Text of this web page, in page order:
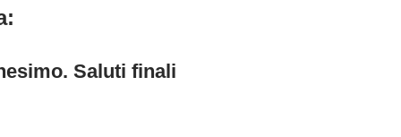
Saluti finali